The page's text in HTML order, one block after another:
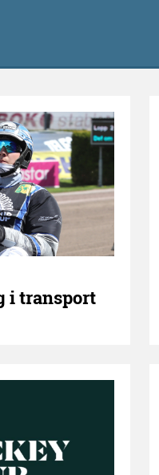
i transport